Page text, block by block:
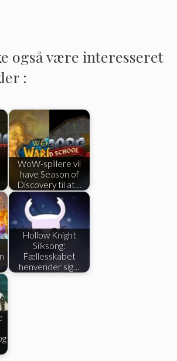
også være interesseret
:
WoW-spillere vil
have Season of
Discovery til at…
Hollow Knight
Silksong:
Fællesskabet
henvender sig…